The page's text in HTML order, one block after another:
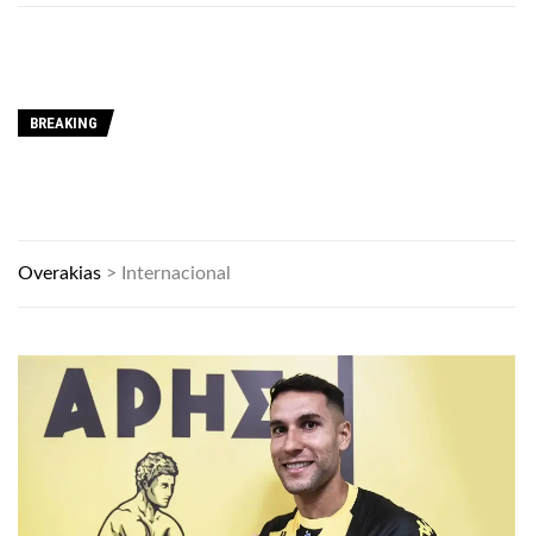
BREAKING
Overakias > Internacional